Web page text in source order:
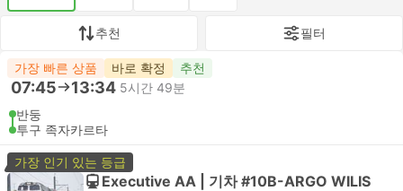
추천 필터
가장 빠른 상품 바로 확정 추천
07:45 13:34 5시간 49분
반둥
투구 족자카르타
가장 인기 있는 등급
Executive AA | 기차 #10B-ARGO WILIS